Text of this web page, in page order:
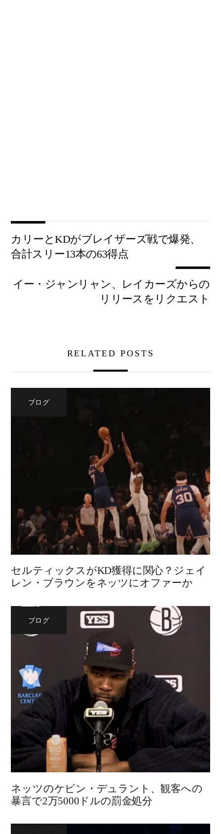
カリーとKDがブレイザーズ戦で爆発、
合計スリー13本の63得点
イー・ジャンリャン、レイカーズからの
リリースをリクエスト
RELATED POSTS
ブログ
セルティックスがKD獲得に関心？ジェイ
レン・ブラウンをネッツにオファーか
ブログ
ネッツのケビン・デュラント、観客への
暴言で2万5000ドルの罰金処分